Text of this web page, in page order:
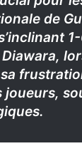
de
Diawara,
joueurs,